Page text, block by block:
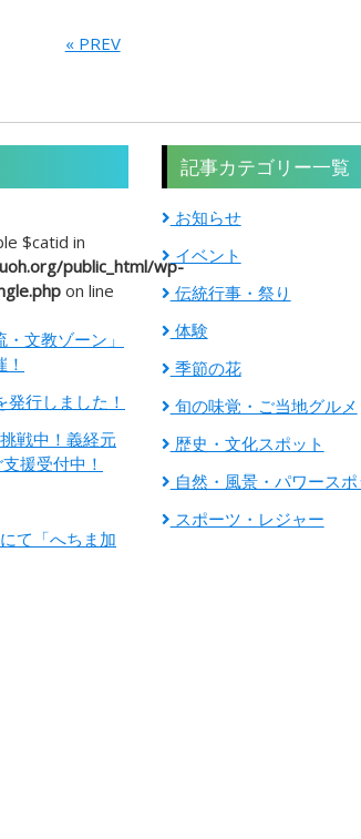
« PREV
$catid in
public_html/wp-
on line
文教ゾーン」
行しました！
戦中！義経元
援受付中！
て「へちま加
記事カテゴリー一覧
お知らせ
イベント
伝統行事・祭り
体験
季節の花
旬の味覚・ご当地グルメ
歴史・文化スポット
自然・風景・パワースポ
スポーツ・レジャー